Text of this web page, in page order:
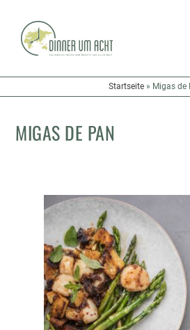
Startseite» Migas de
MIGAS DE PAN